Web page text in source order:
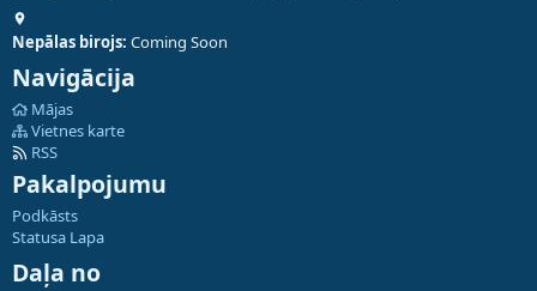
Nepālas birojs: Coming Soon
Navigācija
Mājas
Vietnes karte
RSS
Pakalpojumu
Podkāsts
Statusa Lapa
Daļa no